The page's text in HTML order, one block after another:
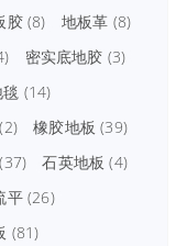
胶(8) 地板革 (8)
密实底地胶 (3)
(14)
(2) 橡胶地板 (39)
(37) 石英地板 (4)
平(26)
(81)